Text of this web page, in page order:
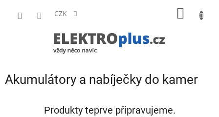
CZK
Akumulátory a nabíječky do kamer
Produkty teprve připravujeme.